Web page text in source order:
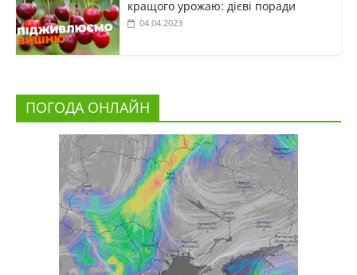
кращого урожаю: дієві поради
04.04.2023
ПОГОДА ОНЛАЙН